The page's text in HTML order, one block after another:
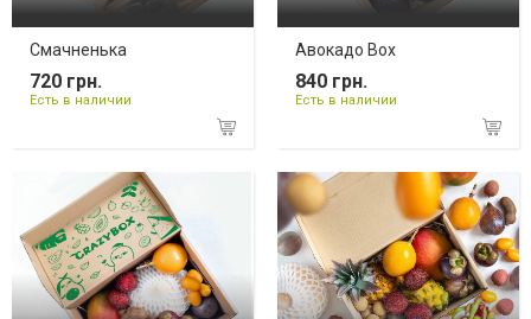
Смачненька
720 грн.
Есть в наличии
Авокадо Box
840 грн.
Есть в наличии